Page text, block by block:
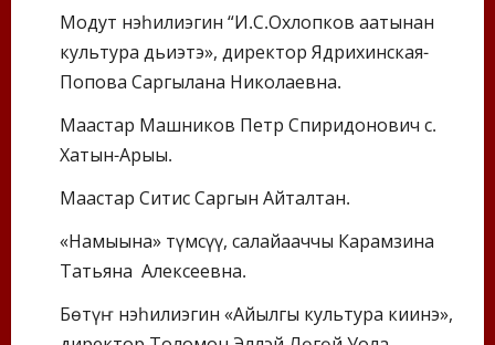
Модут нэһилиэгин “И.С.Охлопков аатынан
культура дьиэтэ», директор Ядрихинская-
Попова Саргылана Николаевна.
Маастар Машников Петр Спиридонович с.
Хатын-Арыы.
Маастар Ситис Саргын Айталтан.
«Намыына» түмсүү, салайааччы Карамзина
Татьяна Алексеевна.
Бөтүҥ нэһилиэгин «Айылгы культура киинэ»,